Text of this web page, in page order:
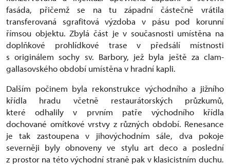
fasáda, přičemž se na tu západní částečně vrátila
transferovaná sgrafitová výzdoba v pásu pod korunní
římsou objektu. Zbylá část je v současnosti umístěna na
doplňkové prohlídkové trase v předsálí místnosti
s originálem sochy sv. Barbory, jež byla ještě za clam-
gallasovského období umístěna v hradní kapli.
Dalším počinem byla rekonstrukce východního a jižního
křídla hradu včetně restaurátorských průzkumů,
které odhalily v prvním patře východního křídla
dochované omítkové vrstvy z různých období. Renesance
je tak zastoupena v jihovýchodním sále, dva pokoje
severněji byly obnoveny ve stylu art deco a poslední
z prostor na této východní straně pak v klasicistním duchu.